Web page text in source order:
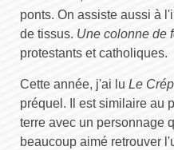
ponts. On assiste aussi à
de tissus. Une colonne de
protestants et catholiques.
Cette année, j'ai lu Le
préquel. Il est similaire au
terre avec un personnage
beaucoup aimé retrouver